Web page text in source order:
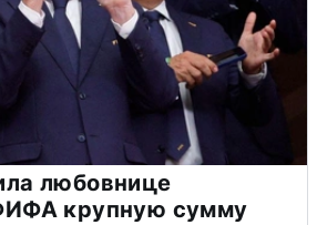
любовнице
крупную сумму